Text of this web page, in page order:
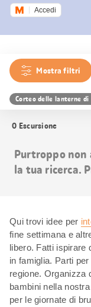
Accedi
Mostra filtri
Corteo delle lanterne di
0 Escursione
Purtroppo
la tua ricerca.
Qui trovi idee per
fine settimana e
libero. Fatti ispirare
in famiglia. Parti
regione. Organizza
bambini nella
per le giornate di